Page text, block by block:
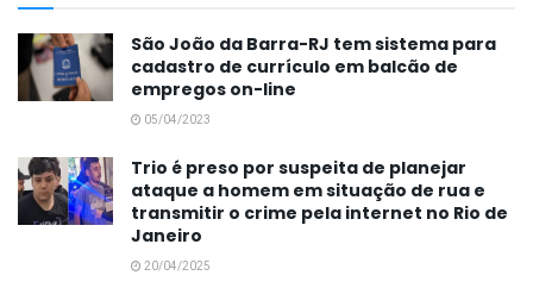
São João da Barra-RJ tem sistema para
cadastro de currículo em balcão de
empregos on-line
05/04/2023
Trio é preso por suspeita de planejar
ataque a homem em situação de rua e
transmitir o crime pela internet no Rio de
Janeiro
20/04/2025